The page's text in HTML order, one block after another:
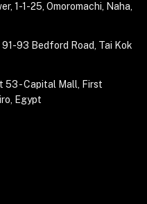
1-1-25, Omoromachi, Naha,
93 Bedford Road, Tai Kok
53 - Capital Mall,
First
Egypt